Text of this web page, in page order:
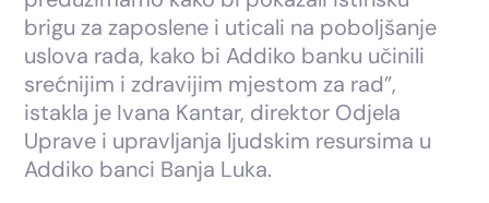
brigu za zaposlene i uticali na poboljšanje
uslova rada, kako bi Addiko banku učinili
srećnijim i zdravijim mjestom za rad”,
istakla je Ivana Kantar, direktor Odjela
Uprave i upravljanja ljudskim resursima u
Addiko banci Banja Luka.